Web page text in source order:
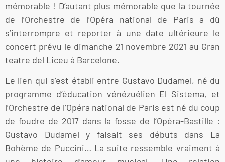
mémorable ! D’autant plus mémorable que la tournée
de l’Orchestre de l’Opéra national de Paris a dû
s’interrompre et reporter à une date ultérieure le
concert prévu le dimanche 21 novembre 2021 au Gran
teatre del Liceu à Barcelone.
Le lien qui s’est établi entre Gustavo Dudamel, né du
programme d’éducation vénézuélien El Sistema, et
l’Orchestre de l’Opéra national de Paris est né du coup
de foudre de 2017 dans la fosse de l’Opéra-Bastille :
Gustavo Dudamel y faisait ses débuts dans La
Bohème de Puccini… La suite ressemble vraiment à